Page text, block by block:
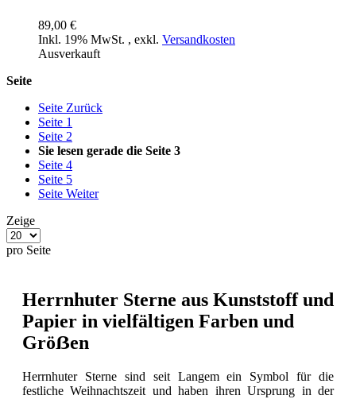
89,00 €
Inkl. 19% MwSt. , exkl. Versandkosten
Ausverkauft
Seite
Seite Zurück
Seite 1
Seite 2
Sie lesen gerade die Seite 3
Seite 4
Seite 5
Seite Weiter
Zeige
pro Seite
Herrnhuter Sterne aus Kunststoff und
Papier in vielfältigen Farben und
Gröẞen
Herrnhuter Sterne sind seit Langem ein Symbol für die
festliche Weihnachtszeit und haben ihren Ursprung in der